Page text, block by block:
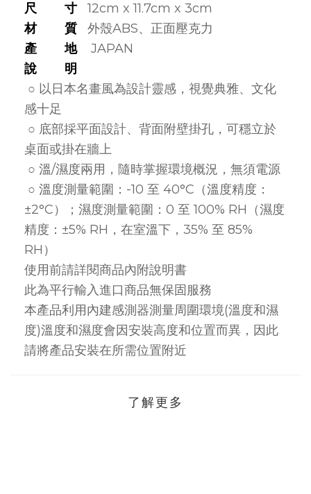
尺 寸
12cm x 11.7cm x 3cm
材 質 外殼ABS、正面壓克力
產 地JAPAN
說 明
○ 以日本名畫風為設計靈感，視覺典雅、文化
感十足
○ 底部採平面設計、背面附壁掛孔，可穩立於
桌面或掛在牆上
○ 溫/濕度兩用，隨時掌握環境概況，無須電源
○ 溫度測量範圍：-10 至 40°C（溫度精度：
±2°C）；濕度測量範圍：0 至 100% RH（濕度
精度：±5% RH，在室溫下，35% 至 85%
RH）
使用前請詳閱商品內附說明書
此為平行輸入進口商品無保固服務
本產品利用內建感測器測量周圍環境(溫度和濕
度)溫度和濕度會因安裝高度和位置而異，因此
請將產品安裝在所需位置附近
了解更多